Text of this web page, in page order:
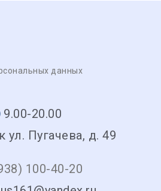
данных
9.00-20.00
ул. Пугачева, д. 49
100-40-20